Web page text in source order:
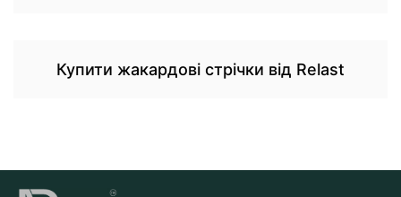
Купити жакардові стрічки від Relast